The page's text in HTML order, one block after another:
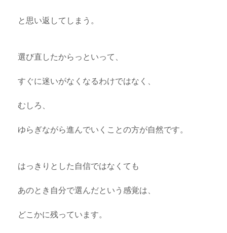
と思い返してしまう。
選び直したからっといって、
すぐに迷いがなくなるわけではなく、
むしろ、
ゆらぎながら進んでいくことの方が自然です。
はっきりとした自信ではなくても
あのとき自分で選んだという感覚は、
どこかに残っています。